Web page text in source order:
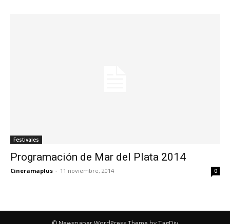
Festivales
Programación de Mar del Plata 2014
Cineramaplus - 11 noviembre, 2014 0